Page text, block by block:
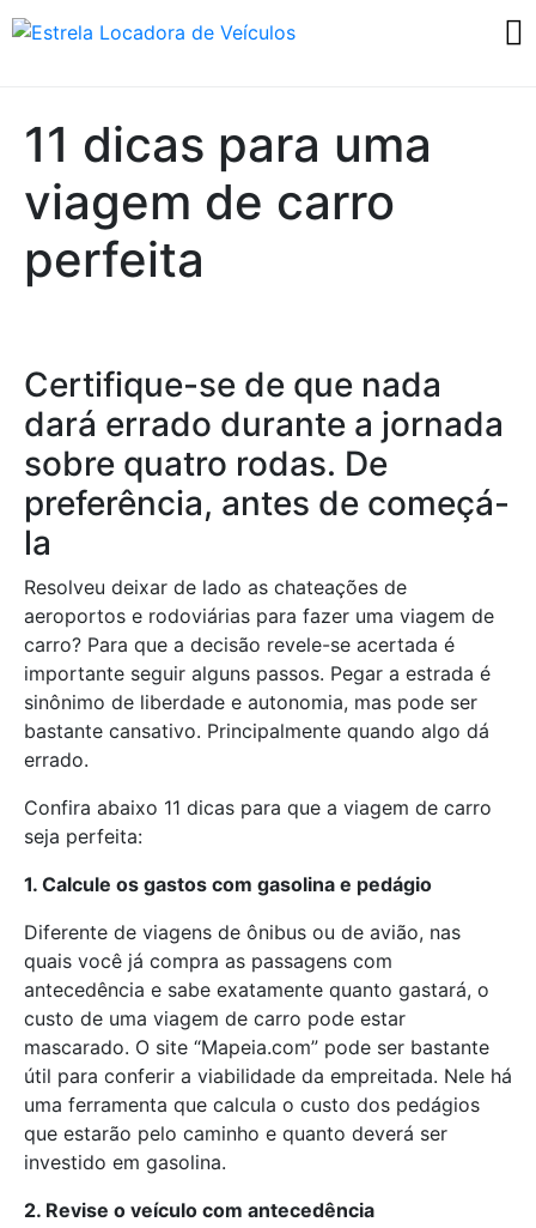
11 dicas para uma
viagem de carro
perfeita
Certifique-se de que nada
dará errado durante a jornada
sobre quatro rodas. De
preferência, antes de começá-
la
Resolveu deixar de lado as chateações de
aeroportos e rodoviárias para fazer uma viagem de
carro? Para que a decisão revele-se acertada é
importante seguir alguns passos. Pegar a estrada é
sinônimo de liberdade e autonomia, mas pode ser
bastante cansativo. Principalmente quando algo dá
errado.
Confira abaixo 11 dicas para que a viagem de carro
seja perfeita:
1. Calcule os gastos com gasolina e pedágio
Diferente de viagens de ônibus ou de avião, nas
quais você já compra as passagens com
antecedência e sabe exatamente quanto gastará, o
custo de uma viagem de carro pode estar
mascarado. O site “Mapeia.com” pode ser bastante
útil para conferir a viabilidade da empreitada. Nele há
uma ferramenta que calcula o custo dos pedágios
que estarão pelo caminho e quanto deverá ser
investido em gasolina.
2. Revise o veículo com antecedência